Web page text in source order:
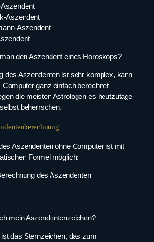
Aszendent
Aszendent
den Aszendent eines Horoskops?
des Aszendenten ist sehr komplex, kann
Computer ganz einfach berechnet
die meisten Astrologen es heutzutage
beherrschen.
Aszendenten ohne Computer ist mit
Formel möglich:
mein Aszendentenzeichen?
das Sternzeichen, das zum